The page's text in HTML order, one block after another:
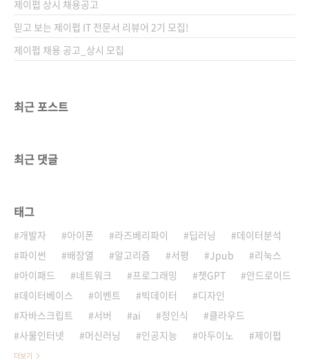
64-7 부가기호:..
제이펍 상시 채용공고
믿고 보는 제이펍 IT 전문서 리뷰어 2기 모집!
제이펍 채용 공고_상시 모집
최근 포스트
최근 댓글
태그
개발자 아이폰 라즈베리파이 딥러닝
데이터분석
파이썬
배장열 알고리즘 서평 Jpub
리눅스
아이패드
네트워크 프로그래밍 챗GPT
안드로이드
데이터베이스
이벤트 빅데이터
디자인
자바스크립트
서버 ai 정인식
클라우드
사물인터넷
머신러닝 인공지능 아두이노 제이펍
더보기